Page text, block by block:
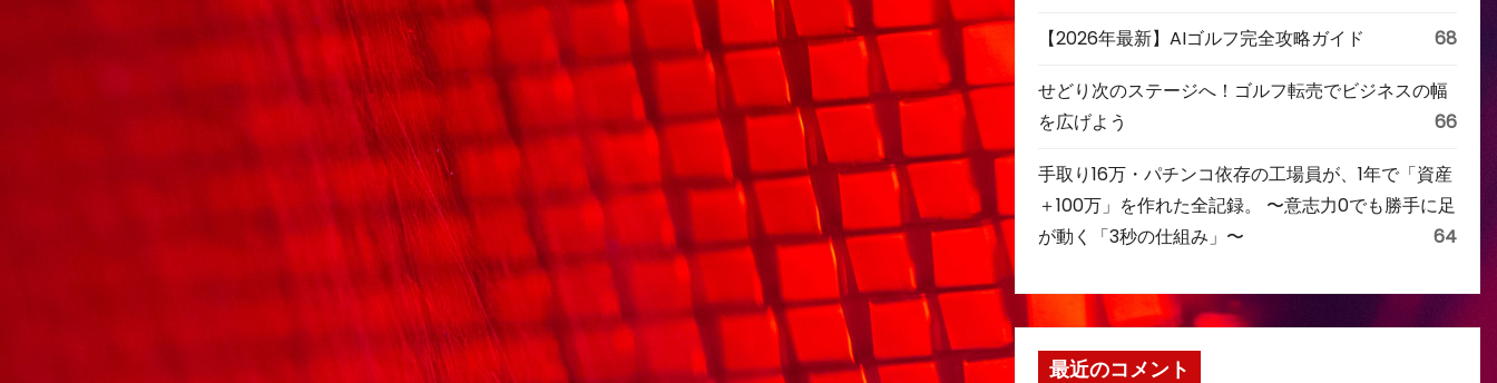
【2026年最新】AIゴルフ完全攻略ガイド 68
せどり次のステージへ！ゴルフ転売でビジネスの幅
を広げよう
66
手取り16万・パチンコ依存の工場員が、1年で「資産
＋100万」を作れた全記録。 〜意志力0でも勝手に足
が動く「3秒の仕組み」〜
64
最近のコメント